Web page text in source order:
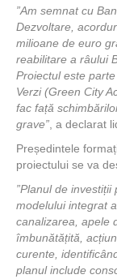
”Am semnat cu
Dezvoltare,
milioane de euro
reabilitare a râului
Proiectul este
Verzi (Green City
fac față
grave”, a declarat
Președintele
proiectului se va
”Planul de
modelului integrat
canalizarea, apele
îmbunătățită,
curente,
planul include